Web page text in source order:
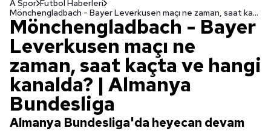
A Spor Futbol Haberleri
Mönchengladbach - Bayer Leverkusen maçı ne zaman, saat kaçta ve hangi kanalda? | Almanya Bundesliga
Mönchengladbach - Bayer
Leverkusen maçı ne
zaman, saat kaçta ve hangi
kanalda? | Almanya
Bundesliga
Almanya Bundesliga'da heyecan devam